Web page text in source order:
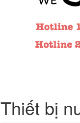
Thiết bị